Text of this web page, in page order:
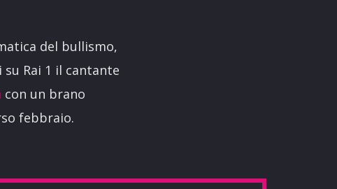
del bullismo,
Rai 1 il cantante
con un brano
febbraio.